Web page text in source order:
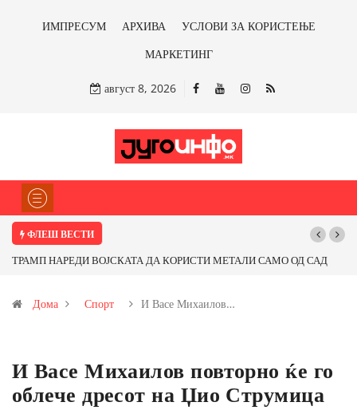
ИМПРЕСУМ АРХИВА
УСЛОВИ ЗА КОРИСТЕЊЕ
МАРКЕТИНГ
август 8, 2026
ФЛЕШ ВЕСТИ
ТРАМП НАРЕДИ ВОЈСКАТА ДА КОРИСТИ МЕТАЛИ САМО ОД САД
Иловица и со антимонот?
Дома Спорт И Васе Михаилов…
И Васе Михаилов повторно ќе го
облече дресот на Џио Струмица